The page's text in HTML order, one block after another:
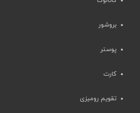
بروشور
پوستر
کارت
تقویم رومیزی